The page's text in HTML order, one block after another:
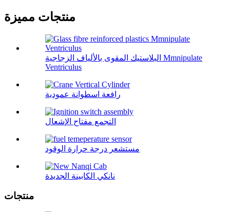
منتجات مميزة
البلاستيك المقوى بالألياف الزجاجية Mmnipulate
Ventriculus
رافعة اسطوانة عمودية
التجمع مفتاح الإشعال
مستشعر درجة حرارة الوقود
نانكي الكابينة الجديدة
منتجات